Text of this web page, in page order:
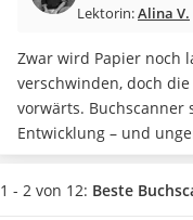
Laser-
Powerstation mit
Gaming-PC
Soundbar
17-Zoll-Laptop
Satellitenschüssel
Gaming-Headset
Lektorin:Alina V.
Zwar wird Papier noch
verschwinden, doch
vorwärts. Buchscanner
Entwicklung – und
bleiben für die
Freunde in der
1 - 2 von 12: Beste